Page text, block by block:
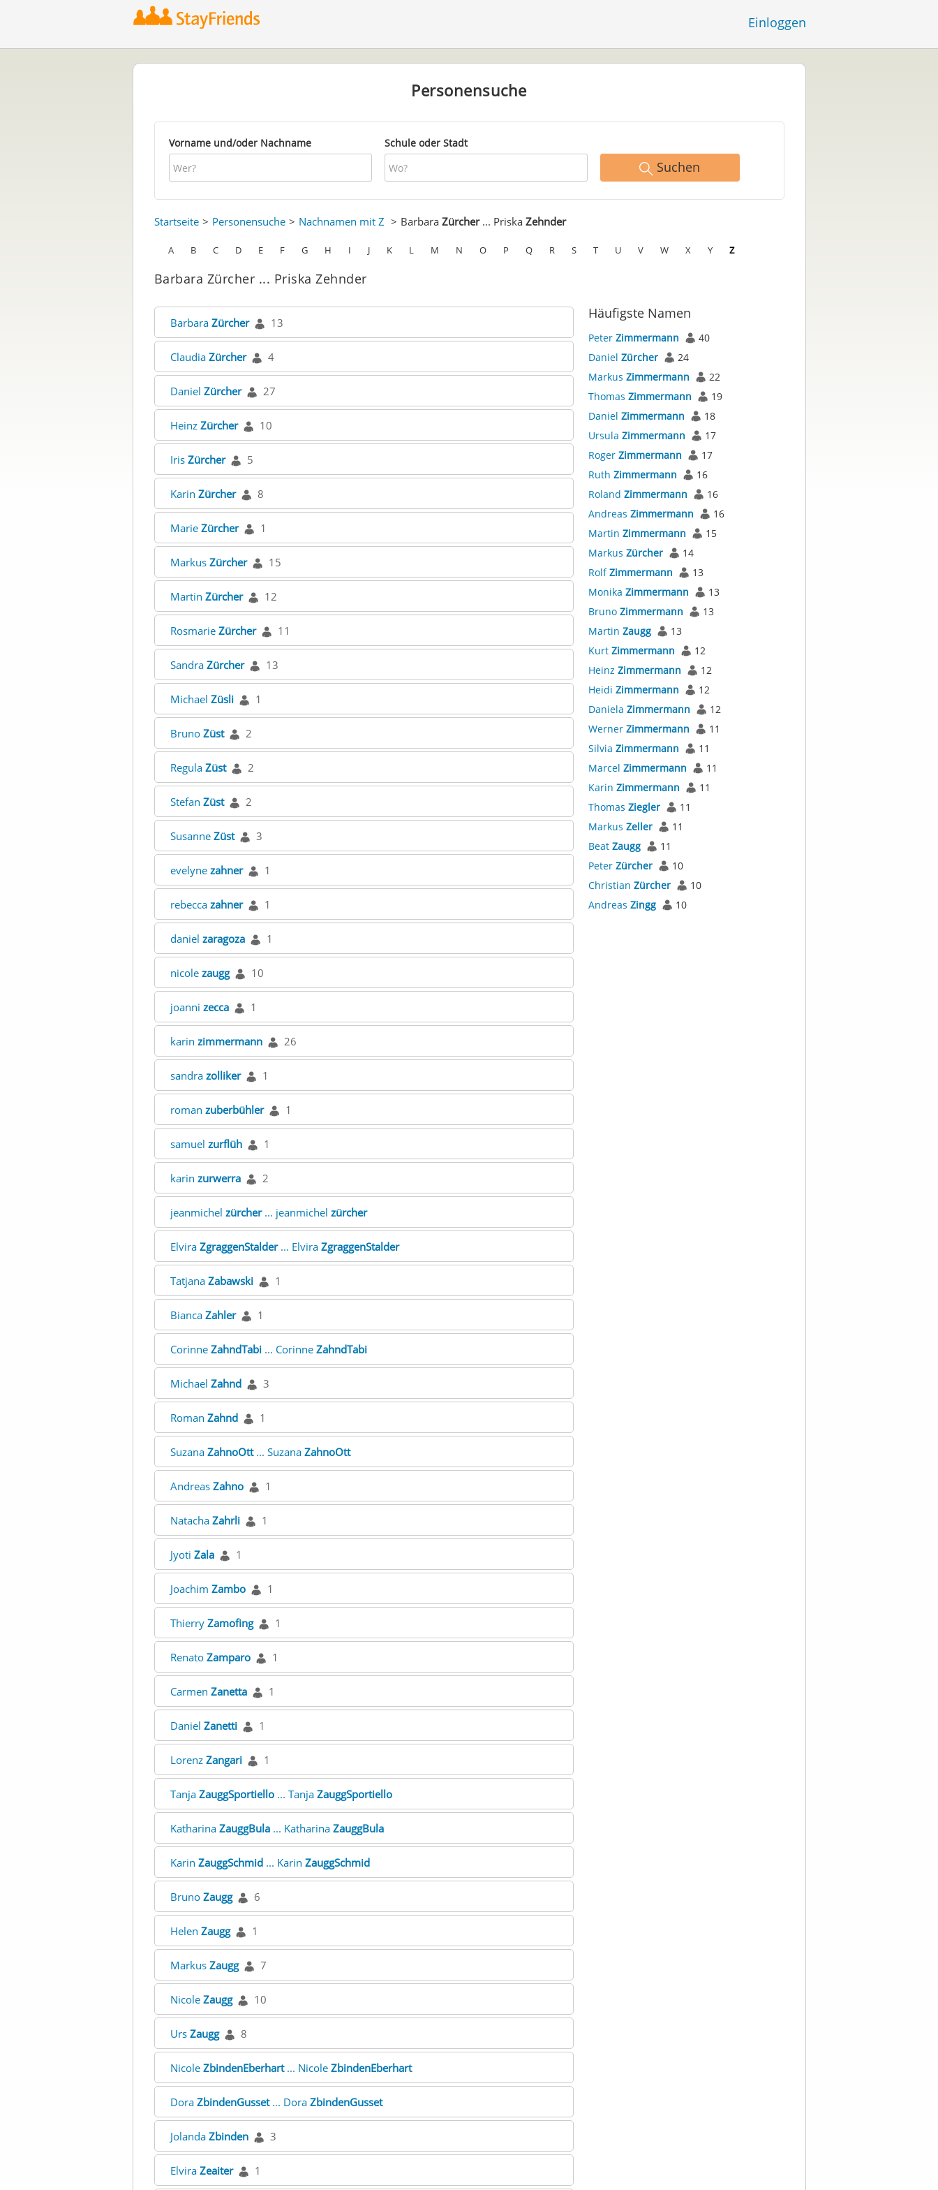
Einloggen
Personensuche
Vorname und/oder Nachname Schule oder Stadt
Suchen
Startseite Personensuche Nachnamen mit Z Barbara Zürcher... Priska Zehnder
A B C D E F G H I J K L M N O P Q R S T U V W X Y Z
Barbara Zürcher ... Priska Zehnder
Barbara Zürcher 13
Claudia Zürcher 4
Daniel Zürcher 27
Heinz Zürcher 10
Iris Zürcher 5
Karin Zürcher 8
Marie Zürcher 1
Markus Zürcher 15
Martin Zürcher 12
Rosmarie Zürcher 11
Sandra Zürcher 13
Michael Züsli 1
Bruno Züst 2
Regula Züst 2
Stefan Züst 2
Susanne Züst 3
evelyne zahner 1
rebecca zahner 1
daniel zaragoza 1
nicole zaugg 10
joanni zecca 1
karin zimmermann 26
sandra zolliker 1
roman zuberbühler 1
samuel zurflüh 1
karin zurwerra 2
jeanmichel zürcher... jeanmichel zürcher
Elvira ZgraggenStalder... Elvira ZgraggenStalder
Tatjana Zabawski 1
Bianca Zahler 1
Corinne ZahndTabi... Corinne ZahndTabi
Michael Zahnd 3
Roman Zahnd 1
Suzana ZahnoOtt... Suzana ZahnoOtt
Andreas Zahno 1
Natacha Zahrli 1
Jyoti Zala 1
Joachim Zambo 1
Thierry Zamofing 1
Renato Zamparo 1
Carmen Zanetta 1
Daniel Zanetti 1
Lorenz Zangari 1
Tanja ZauggSportiello... Tanja ZauggSportiello
Katharina ZauggBula... Katharina ZauggBula
Karin ZauggSchmid... Karin ZauggSchmid
Bruno Zaugg 6
Helen Zaugg 1
Markus Zaugg 7
Nicole Zaugg 10
Urs Zaugg 8
Nicole ZbindenEberhart... Nicole ZbindenEberhart
Dora ZbindenGusset... Dora ZbindenGusset
Jolanda Zbinden 3
Elvira Zeaiter 1
Häufigste Namen
Peter Zimmermann
40
Daniel Zürcher
24
Markus Zimmermann
22
Thomas Zimmermann
19
Daniel Zimmermann
18
Ursula Zimmermann
17
Roger Zimmermann
17
Ruth Zimmermann
16
Roland Zimmermann
16
Andreas Zimmermann
16
Martin Zimmermann
15
Markus Zürcher
14
RolfZimmermann
13
Monika Zimmermann
13
Bruno Zimmermann
13
Martin Zaugg
13
Kurt Zimmermann
12
Heinz Zimmermann
12
Heidi Zimmermann
12
Daniela Zimmermann
12
Werner Zimmermann
11
Silvia Zimmermann
11
Marcel Zimmermann
11
Karin Zimmermann
11
Thomas Ziegler
11
Markus Zeller
11
Beat Zaugg
11
Peter Zürcher
10
Christian Zürcher
10
Andreas Zingg 10